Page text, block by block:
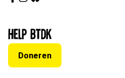
Help BTDK
Doneren